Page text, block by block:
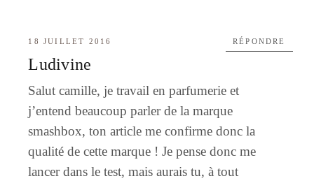
18 JUILLET 2016
Ludivine
Salut camille, je travail en parfumerie et
j’entend beaucoup parler de la marque
smashbox, ton article me confirme donc la
qualité de cette marque ! Je pense donc me
lancer dans le test, mais aurais tu, à tout
RÉPONDRE